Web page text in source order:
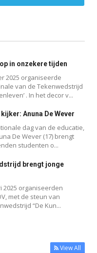
in onzekere tijden
2025 organiseerde
van de Tekenwedstrijd
. In het decor v...
Anuna De Wever
dag van de educatie,
De Wever (17) brengt
studenten o...
brengt jonge
2025 organiseerden
met de steun van
“De Kun...
View All